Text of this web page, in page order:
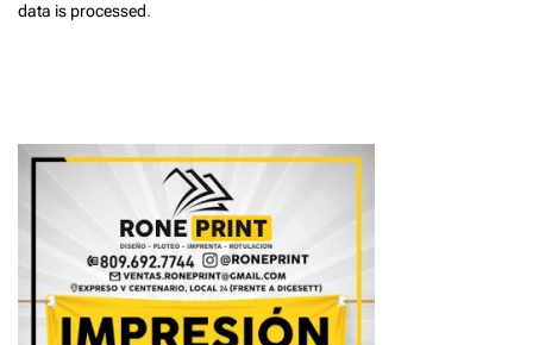
data is processed.